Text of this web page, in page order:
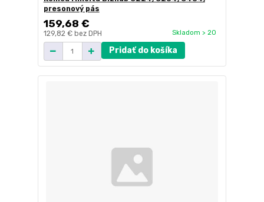
presonový pás
159,68 €
129,82 € bez DPH Skladom > 20
Pridať do košíka